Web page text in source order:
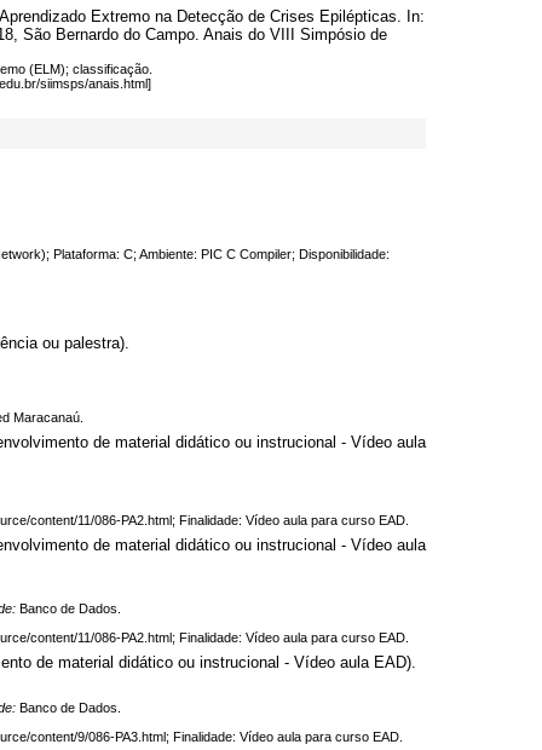
Extremo na Detecção de Crises Epilépticas. In:
São Bernardo do Campo. Anais do VIII Simpósio de
(ELM); classificação.
siimsps/anais.html]
Plataforma: C; Ambiente: PIC C Compiler; Disponibilidade:
ou palestra).
Maracanaú.
de material didático ou instrucional - Vídeo aula
content/11/086-PA2.html; Finalidade: Vídeo aula para curso EAD.
de material didático ou instrucional - Vídeo aula
Banco de Dados.
content/11/086-PA2.html; Finalidade: Vídeo aula para curso EAD.
de material didático ou instrucional - Vídeo aula EAD).
Banco de Dados.
content/9/086-PA3.html; Finalidade: Vídeo aula para curso EAD.